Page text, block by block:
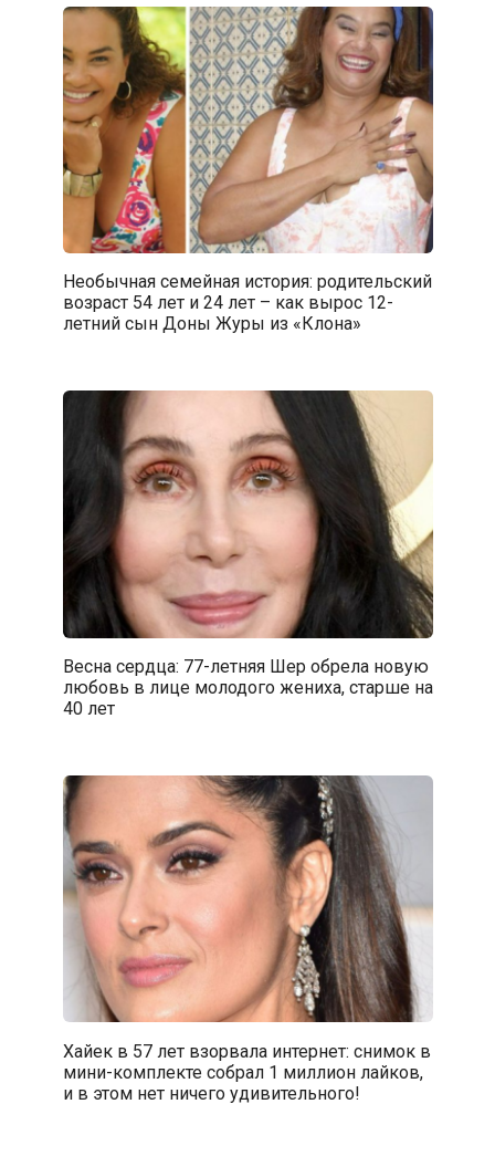
Необычная семейная история: родительский
возраст 54 лет и 24 лет – как вырос 12-
летний сын Доны Журы из «Клона»
Весна сердца: 77-летняя Шер обрела новую
любовь в лице молодого жениха, старше на
40 лет
Хайек в 57 лет взорвала интернет: снимок в
мини-комплекте собрал 1 миллион лайков,
и в этом нет ничего удивительного!